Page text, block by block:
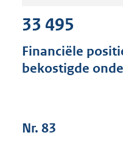
33 495
Financiële
bekostigde
Nr. 83